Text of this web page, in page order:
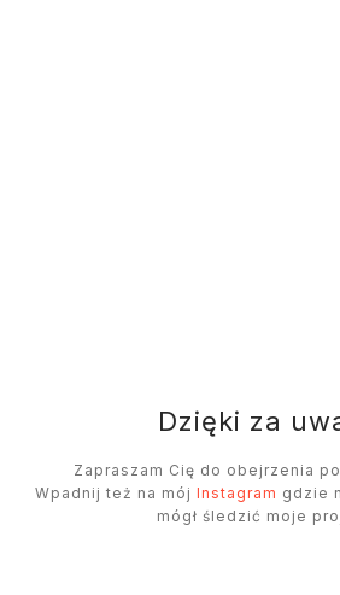
Dzięki za
Zapraszam Cię do obejrzenia
Wpadnij też na mój Instagram gdzie
mógł śledzić moje